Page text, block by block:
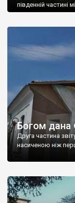
південній частині
Богом дана
Друга частина
насиченою ніж